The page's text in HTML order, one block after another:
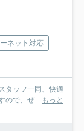
ネット対応
タッフ一同、快適
ので、ぜ... もっと